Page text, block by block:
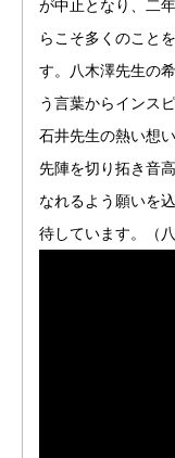
が中止となり、二
らこそ多くのこと
す。八木澤先生の
う言葉からインス
石井先生の熱い想
先陣を切り拓き音
なれるよう願いを
待しています。（